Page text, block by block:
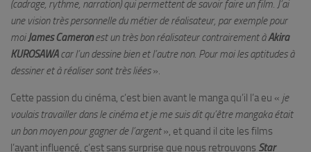
(cadrage, rythme, narration) qui permettent de savoir faire un film. J’ai
une vision très personnelle du métier de réalisateur, par exemple pour
moiJames Cameronest un très bon réalisateur contrairement àAkira
KUROSAWAcar l’un dessine bien et l’autre non. Pour moi les aptitudes à
dessiner et à réaliser sont très liées».
Cette passion du cinéma, c’est bien avant le manga qu’il l’a eu « je
voulais travailler dans le cinéma et je me suis dit qu’être mangaka était
un bon moyen pour gagner de l’argent», et quand il cite les films
l’ayant influencé, c’est sans surprise que nous retrouvons Star